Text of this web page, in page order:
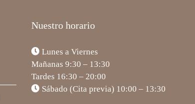
Nuestro horario
Lunes a Viernes
Mañanas 9:30 – 13:30
Tardes 16:30 – 20:00
Sábado (Cita previa) 10:00 – 13:30